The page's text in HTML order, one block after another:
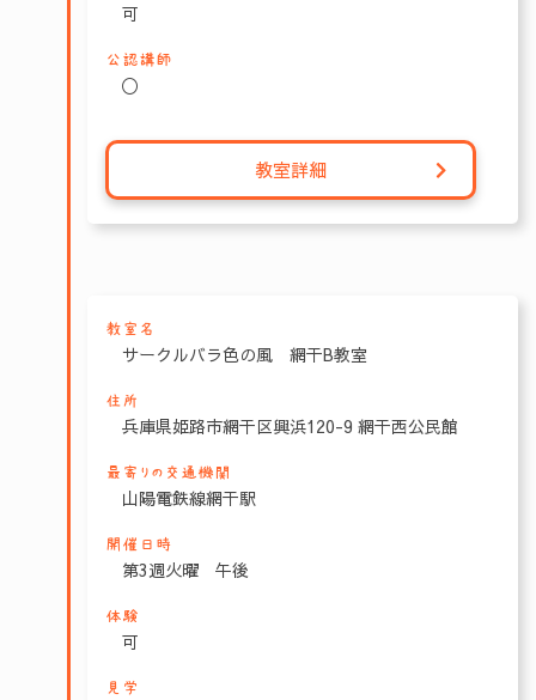
可
公認講師
〇
教室詳細
教室名
サークルバラ色の風 網干B教室
住所
兵庫県姫路市網干区興浜120-9 網干西公民館
最寄りの交通機関
山陽電鉄線網干駅
開催日時
第3週火曜 午後
体験
可
見学